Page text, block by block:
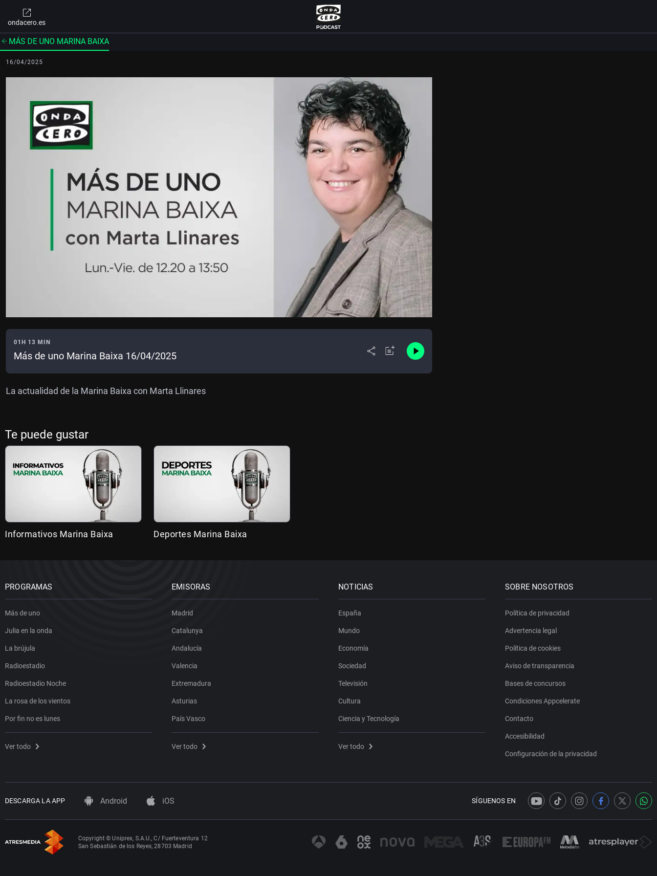
ondacero.es
MÁS DE UNO MARINA BAIXA
16/04/2025
01H 13 MIN
Más de uno Marina Baixa 16/04/2025
La actualidad de la Marina Baixa con Marta Llinares
Te puede gustar
Informativos Marina Baixa Deportes Marina Baixa
PROGRAMAS
Más de uno
Julia en la onda
La brújula
Radioestadio
Radioestadio Noche
La rosa de los vientos
Por fin no es lunes
Ver todo
EMISORAS
Madrid
Catalunya
Andalucía
Valencia
Extremadura
Asturias
País Vasco
Ver todo
NOTICIAS
España
Mundo
Economía
Sociedad
Televisión
Cultura
Ciencia y Tecnología
Ver todo
SOBRE NOSOTROS
Política de privacidad
Advertencia legal
Política de cookies
Aviso de transparencia
Bases de concursos
Condiciones Appcelerate
Contacto
Accesibilidad
Configuración de la privacidad
DESCARGA LA APP Android iOS SÍGUENOS EN
Copyright © Uniprex, S.A.U., C/ Fuerteventura 12
San Sebastián de los Reyes, 28703 Madrid